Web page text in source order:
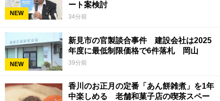
NEW
ート案検討
34分前
NEW
新見市の官製談合事件 建設会社は2025
年度に最低制限価格で6件落札 岡山
39分前
香川のお正月の定番「あん餅雑煮」を1年
中楽しめる 老舗和菓子店の喫茶スペー